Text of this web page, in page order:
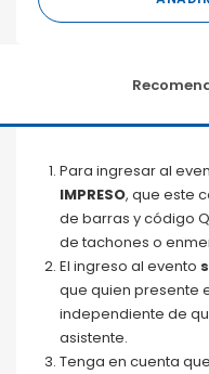
Para ingresar al
IMPRESO, que este
de barras y código
de tachones o
El ingreso al evento
que quien presente
independiente de
asistente.
Tenga en cuenta